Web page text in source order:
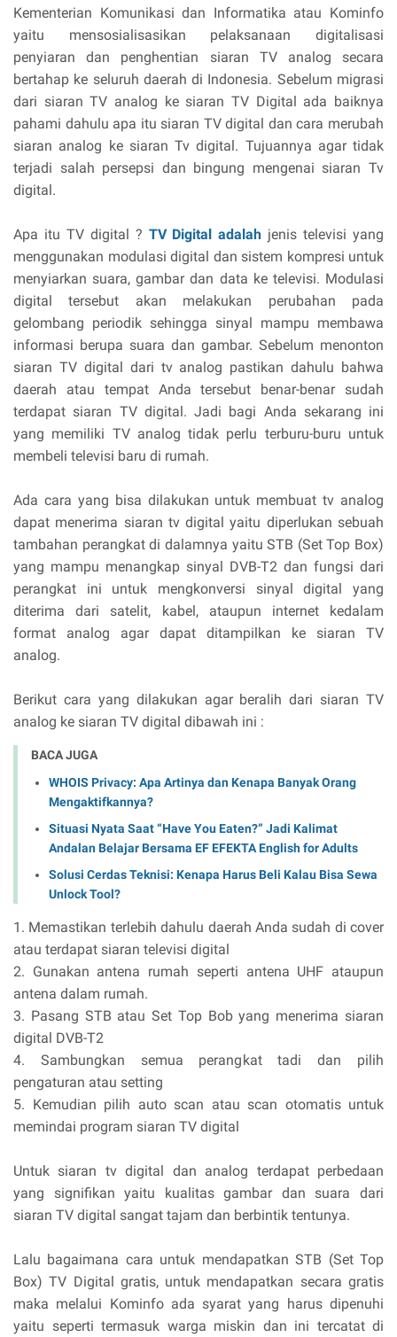
Kementerian Komunikasi dan Informatika atau Kominfo
yaitu mensosialisasikan pelaksanaan digitalisasi
penyiaran dan penghentian siaran TV analog secara
bertahap ke seluruh daerah di Indonesia. Sebelum migrasi
dari siaran TV analog ke siaran TV Digital ada baiknya
pahami dahulu apa itu siaran TV digital dan cara merubah
siaran analog ke siaran Tv digital. Tujuannya agar tidak
terjadi salah persepsi dan bingung mengenai siaran Tv
digital.
Apa itu TV digital ? TV Digital adalah jenis televisi yang
menggunakan modulasi digital dan sistem kompresi untuk
menyiarkan suara, gambar dan data ke televisi. Modulasi
digital tersebut akan melakukan perubahan pada
gelombang periodik sehingga sinyal mampu membawa
informasi berupa suara dan gambar. Sebelum menonton
siaran TV digital dari tv analog pastikan dahulu bahwa
daerah atau tempat Anda tersebut benar-benar sudah
terdapat siaran TV digital. Jadi bagi Anda sekarang ini
yang memiliki TV analog tidak perlu terburu-buru untuk
membeli televisi baru di rumah.
Ada cara yang bisa dilakukan untuk membuat tv analog
dapat menerima siaran tv digital yaitu diperlukan sebuah
tambahan perangkat di dalamnya yaitu STB (Set Top Box)
yang mampu menangkap sinyal DVB-T2 dan fungsi dari
perangkat ini untuk mengkonversi sinyal digital yang
diterima dari satelit, kabel, ataupun internet kedalam
format analog agar dapat ditampilkan ke siaran TV
analog.
Berikut cara yang dilakukan agar beralih dari siaran TV
analog ke siaran TV digital dibawah ini :
BACA JUGA
WHOIS Privacy: Apa Artinya dan Kenapa Banyak Orang
Mengaktifkannya?
Situasi Nyata Saat “Have You Eaten?” Jadi Kalimat
Andalan Belajar Bersama EF EFEKTA English for Adults
Solusi Cerdas Teknisi: Kenapa Harus Beli Kalau Bisa Sewa
Unlock Tool?
1. Memastikan terlebih dahulu daerah Anda sudah di cover
atau terdapat siaran televisi digital
2. Gunakan antena rumah seperti antena UHF ataupun
antena dalam rumah.
3. Pasang STB atau Set Top Bob yang menerima siaran
digital DVB-T2
4. Sambungkan semua perangkat tadi dan pilih
pengaturan atau setting
5. Kemudian pilih auto scan atau scan otomatis untuk
memindai program siaran TV digital
Untuk siaran tv digital dan analog terdapat perbedaan
yang signifikan yaitu kualitas gambar dan suara dari
siaran TV digital sangat tajam dan berbintik tentunya.
Lalu bagaimana cara untuk mendapatkan STB (Set Top
Box) TV Digital gratis, untuk mendapatkan secara gratis
maka melalui Kominfo ada syarat yang harus dipenuhi
yaitu seperti termasuk warga miskin dan ini tercatat di